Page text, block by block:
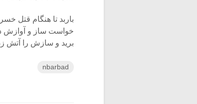
باربد تا هنگام قتل
خواست ساز و آوازش در
برید و سازش را آتش
nbarbad